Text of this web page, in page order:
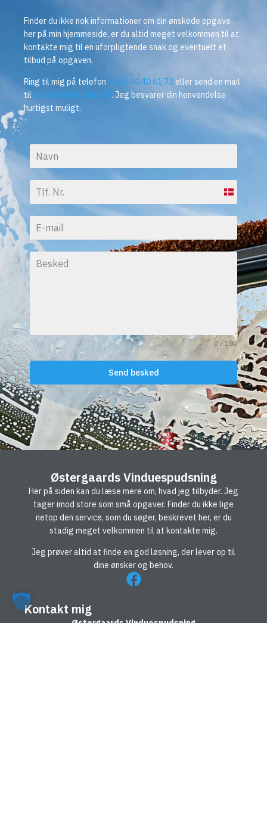
Finder du ikke nok informationer om din ønskede opgave
her på min hjemmeside, er du altid meget velkommen til at
kontakte mig til en uforpligtende snak og eventuelt et
tilbud på opgaven.
Ring til mig på telefon (+45) 40 40 61 73 eller send en mail
til carsten@vipudser.dk. Jeg besvarer din henvendelse
hurtigst muligt.
Denmark
0 / 180
Send besked
Østergaards Vinduespudsning
Her på siden kan du læse mere om, hvad jeg tilbyder. Jeg
tager imod store som små opgaver. Finder du ikke lige
netop den service, som du søger, beskrevet her, er du
stadig meget velkommen til at kontakte mig.
Jeg prøver altid at finde en god løsning, der lever op til
dine ønsker og behov.
Kontakt mig
Østergaards Vinduespudsning